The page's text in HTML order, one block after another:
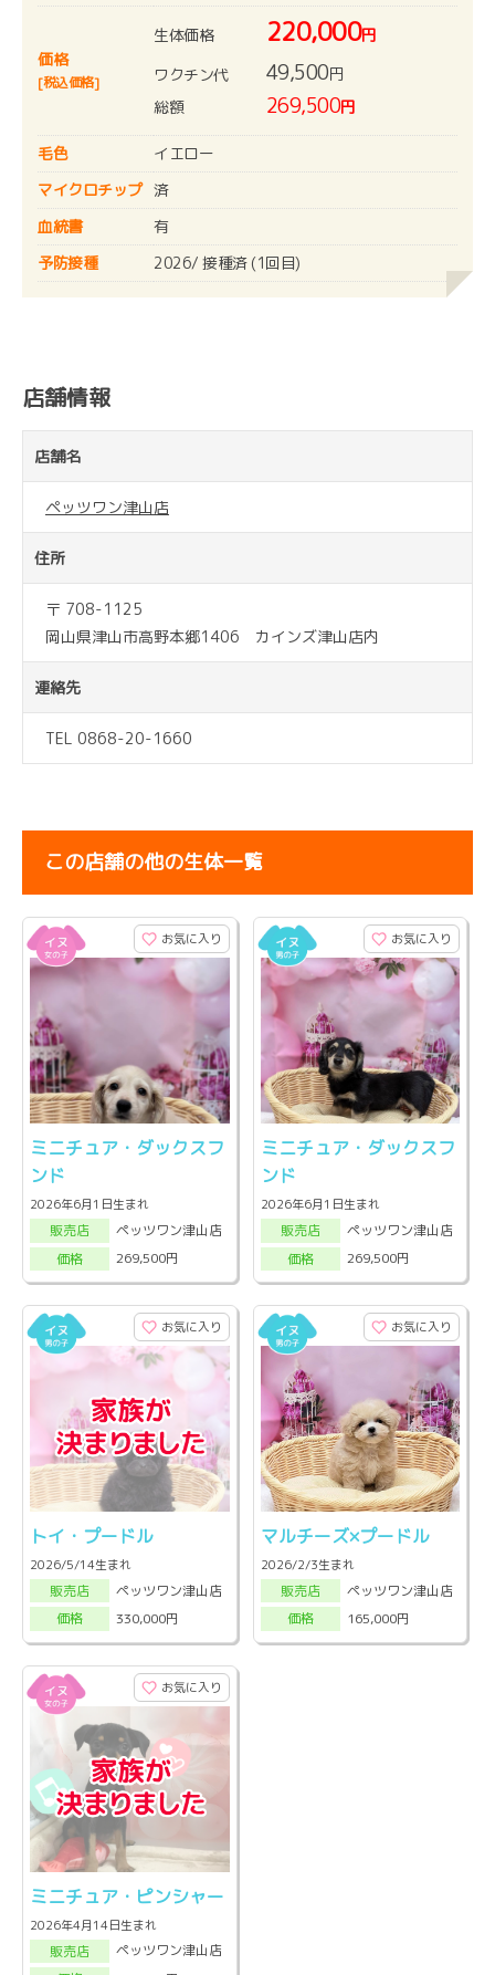
価格
[税込価格]
生体価格 220,000円
ワクチン代
49,500円
総額
269,500円
毛色
イエロー
マイクロチップ 済
血統書
有
予防接種
2026/ 接種済 (1回目)
店舗情報
店舗名
ペッツワン津山店
住所
〒 708-1125
岡山県津山市高野本郷1406 カインズ津山店内
連絡先
TEL 0868-20-1660
この店舗の他の生体一覧
お気に入り
ミニチュア・ダックスフ
ンド
2026年6月1日生まれ
販売店
ペッツワン津山店
価格
269,500円
お気に入り
ミニチュア・ダックスフ
ンド
2026年6月1日生まれ
販売店
ペッツワン津山店
価格
269,500円
お気に入り
トイ・プードル
2026/5/14生まれ
販売店
ペッツワン津山店
価格
330,000円
お気に入り
マルチーズ×プードル
2026/2/3生まれ
販売店
ペッツワン津山店
価格
165,000円
お気に入り
ミニチュア・ピンシャー
2026年4月14日生まれ
販売店
ペッツワン津山店